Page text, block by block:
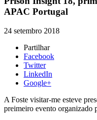
APAC Portugal
24 setembro 2018
Partilhar
Facebook
Twitter
LinkedIn
Google+
A Foste visitar-me esteve
preimeiro evento organizado